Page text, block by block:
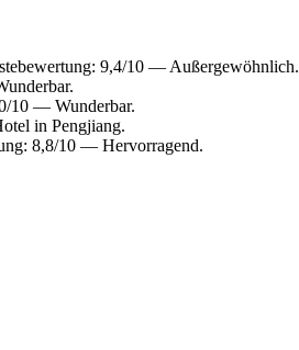
9,4/10 — Außergewöhnlich.
10 — Wunderbar.
in Pengjiang.
8,8/10 — Hervorragend.